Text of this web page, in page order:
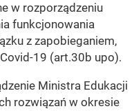
w rozporządzeniu
funkcjonowania
z zapobieganiem,
19 (art.30b upo).
Ministra Edukacji
rozwiązań w okresie